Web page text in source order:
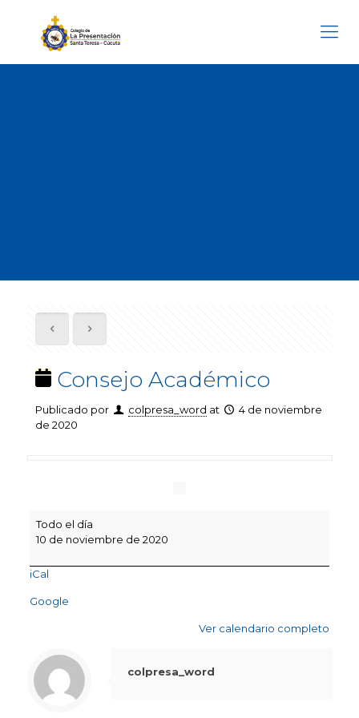
Consejo Académico
Publicado por colpresa_word at
4 de noviembre
de 2020
Académico
Todo el día
10 de noviembre de 2020
iCal
Google
Ver calendario completo
colpresa_word